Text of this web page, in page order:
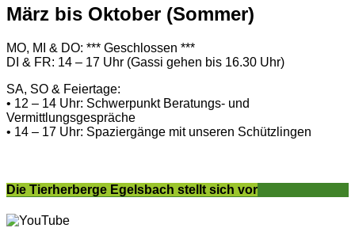
März bis Oktober (Sommer)
MO, MI & DO: *** Geschlossen ***
DI & FR: 14 – 17 Uhr (Gassi gehen bis 16.30 Uhr)
SA, SO & Feiertage:
• 12 – 14 Uhr: Schwerpunkt Beratungs- und
Vermittlungsgespräche
• 14 – 17 Uhr: Spaziergänge mit unseren Schützlingen
Die Tierherberge Egelsbach stellt sich vor